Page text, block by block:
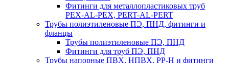
Фитинги для металлопластиковых труб
PEX-AL-PEX, PERT-AL-PERT
Трубы полиэтиленовые ПЭ, ПНД, фитинги и
фланцы
Трубы полиэтиленовые ПЭ, ПНД
Фитинги для труб ПЭ, ПНД
Трубы напорные ПВХ, НПВХ, PP-H и фитинги